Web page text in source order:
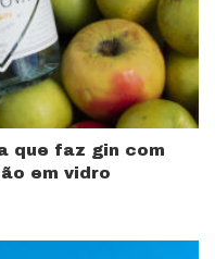
que faz gin com
em vidro